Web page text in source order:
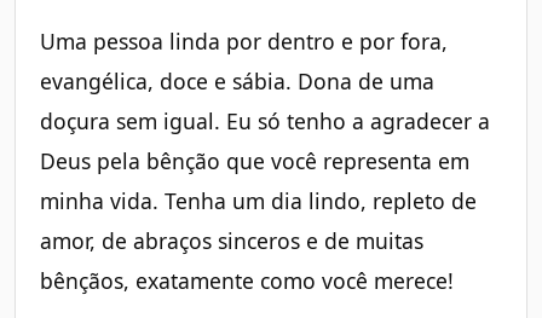
Uma pessoa linda por dentro e por fora,
evangélica, doce e sábia. Dona de uma
doçura sem igual. Eu só tenho a agradecer a
Deus pela bênção que você representa em
minha vida. Tenha um dia lindo, repleto de
amor, de abraços sinceros e de muitas
bênçãos, exatamente como você merece!